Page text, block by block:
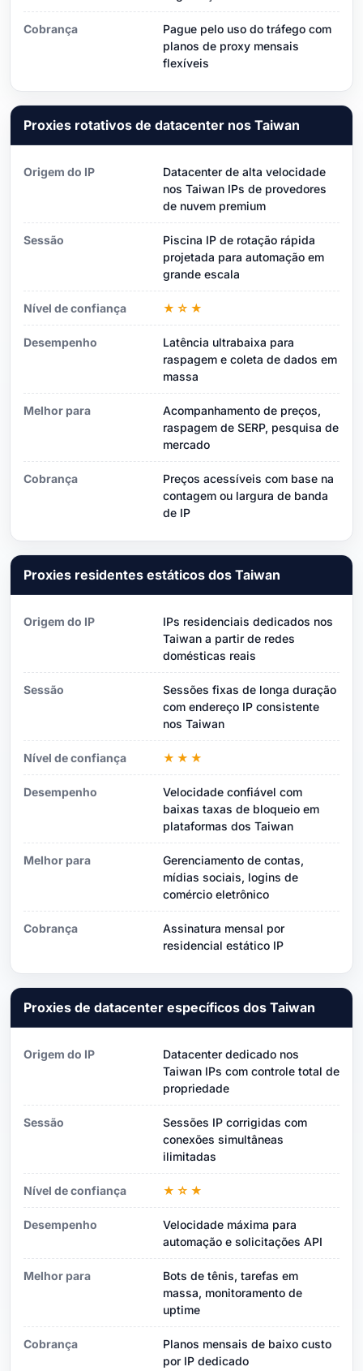
Cobrança
Pague pelo uso do tráfego com
planos de proxy mensais
flexíveis
Proxies rotativos de datacenter nos Taiwan
Origem do IP
Datacenter de alta velocidade
nos Taiwan IPs de provedores
de nuvem premium
Sessão
Piscina IP de rotação rápida
projetada para automação em
grande escala
Nível de confiança ★☆★
Desempenho
Latência ultrabaixa para
raspagem e coleta de dados em
massa
Melhor para
Acompanhamento de preços,
raspagem de SERP, pesquisa de
mercado
Cobrança
Preços acessíveis com base na
contagem ou largura de banda
de IP
Proxies residentes estáticos dos Taiwan
Origem do IP
IPs residenciais dedicados nos
Taiwan a partir de redes
domésticas reais
Sessão
Sessões fixas de longa duração
com endereço IP consistente
nos Taiwan
Nível de confiança ★★★
Desempenho
Velocidade confiável com
baixas taxas de bloqueio em
plataformas dos Taiwan
Melhor para
Gerenciamento de contas,
mídias sociais, logins de
comércio eletrônico
Cobrança
Assinatura mensal por
residencial estático IP
Proxies de datacenter específicos dos Taiwan
Origem do IP
Datacenter dedicado nos
Taiwan IPs com controle total de
propriedade
Sessão
Sessões IP corrigidas com
conexões simultâneas
ilimitadas
Nível de confiança ★☆★
Desempenho
Velocidade máxima para
automação e solicitações API
Melhor para
Bots de tênis, tarefas em
massa, monitoramento de
uptime
Cobrança
Planos mensais de baixo custo
por IP dedicado